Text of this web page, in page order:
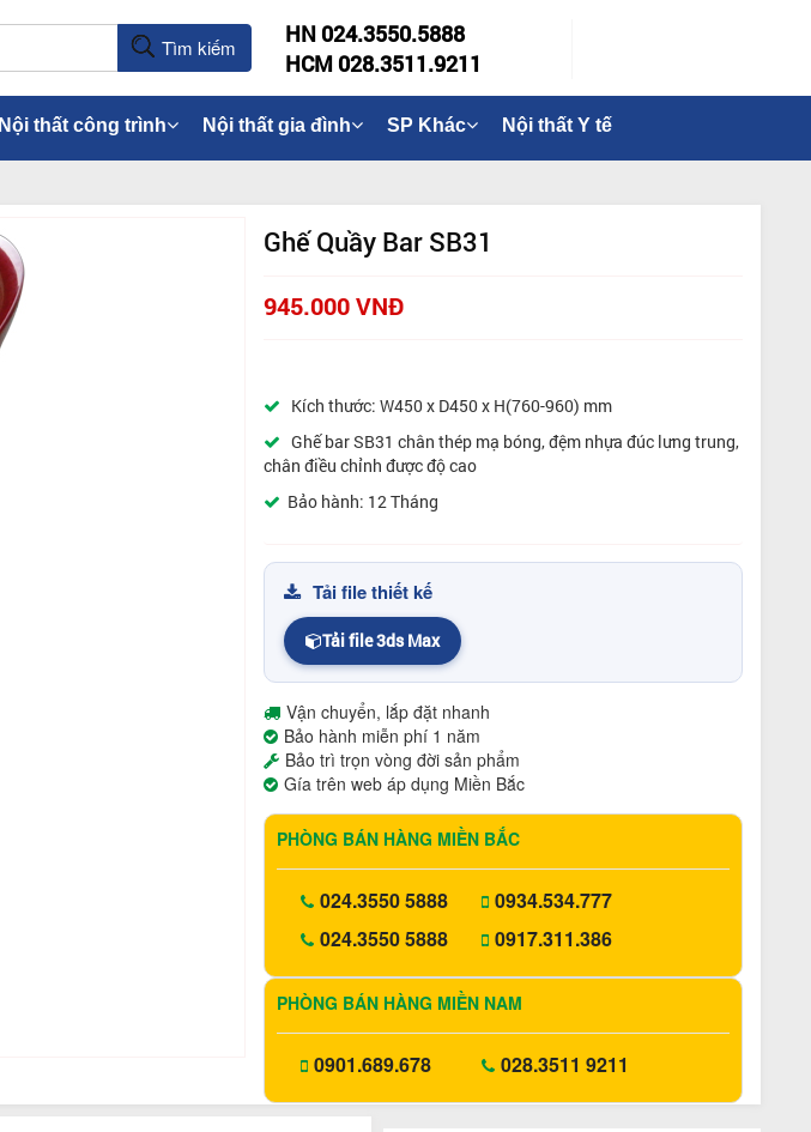
Tìm kiếm
HN 024.3550.5888
HCM 028.3511.9211
Nội thất công trình Nội thất gia đình SP Khác Nội thất Y tế
Ghế Quầy Bar SB31
945.000 VNĐ
Kích thước: W450 x D450 x H(760-960) mm
Ghế bar SB31 chân thép mạ bóng, đệm nhựa đúc lưng trung,
chân điều chỉnh được độ cao
Bảo hành: 12 Tháng
Tải file thiết kế
Tải file 3ds Max
Vận chuyển, lắp đặt nhanh
Bảo hành miễn phí 1 năm
Bảo trì trọn vòng đời sản phẩm
Gía trên web áp dụng Miền Bắc
PHÒNG BÁN HÀNG MIỀN BẮC
024.3550 5888
024.3550 5888
0934.534.777
0917.311.386
PHÒNG BÁN HÀNG MIỀN NAM
0901.689.678 028.3511 9211